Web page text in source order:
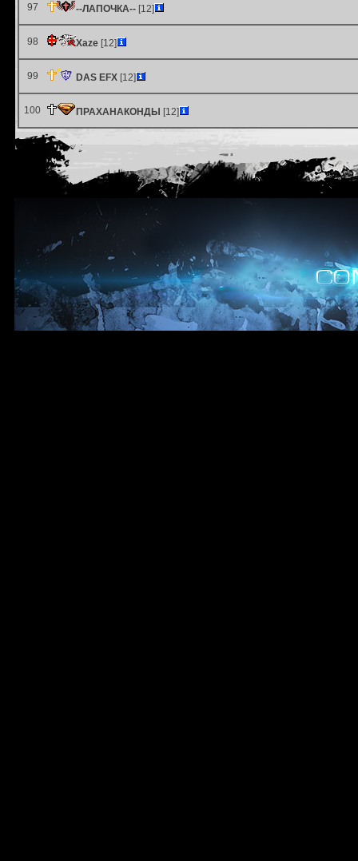
97 --ЛАПОЧКА-- [12]
98 Xaze [12]
99 DAS EFX [12]
100 ПРАХАНАКОНДЫ [12]